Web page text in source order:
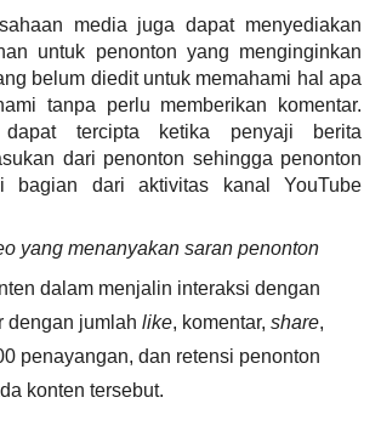
media juga dapat menyediakan
untuk penonton yang menginginkan
belum diedit untuk memahami hal apa
tanpa perlu memberikan komentar.
dapat tercipta ketika penyaji berita
dari penonton sehingga penonton
bagian dari aktivitas kanal YouTube
yang menanyakan saran penonton
dalam menjalin interaksi dengan
dengan jumlah like, komentar, share,
penayangan, dan retensi penonton
konten tersebut.